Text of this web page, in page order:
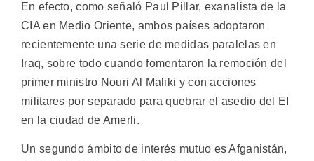
En efecto, como señaló Paul Pillar, exanalista de la
CIA en Medio Oriente, ambos países adoptaron
recientemente una serie de medidas paralelas en
Iraq, sobre todo cuando fomentaron la remoción del
primer ministro Nouri Al Maliki y con acciones
militares por separado para quebrar el asedio del EI
en la ciudad de Amerli.
Un segundo ámbito de interés mutuo es Afganistán,